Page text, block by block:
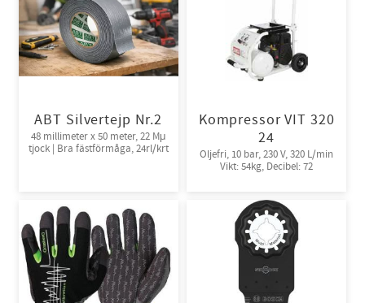
ABT Silvertejp Nr.2
48 millimeter x 50 meter, 22 Mμ
tjock | Bra fästförmåga, 24rl/krt
Kompressor VIT 320
24
Oljefri, 10 bar, 230 V, 320 L/min
Vikt: 54kg, Decibel: 72